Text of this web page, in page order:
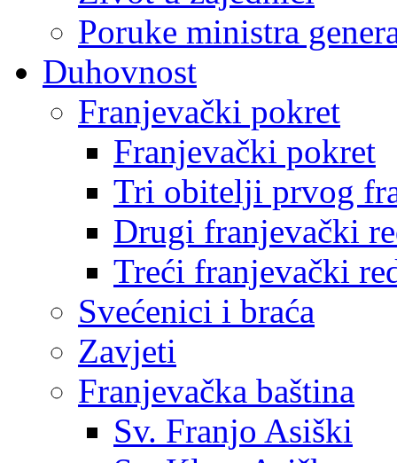
Poruke ministra
Duhovnost
Franjevački pokret
Franjevački pokret
Tri obitelji prvog
Drugi franjevački
Treći franjevački
Svećenici i braća
Zavjeti
Franjevačka baština
Sv. Franjo Asiški